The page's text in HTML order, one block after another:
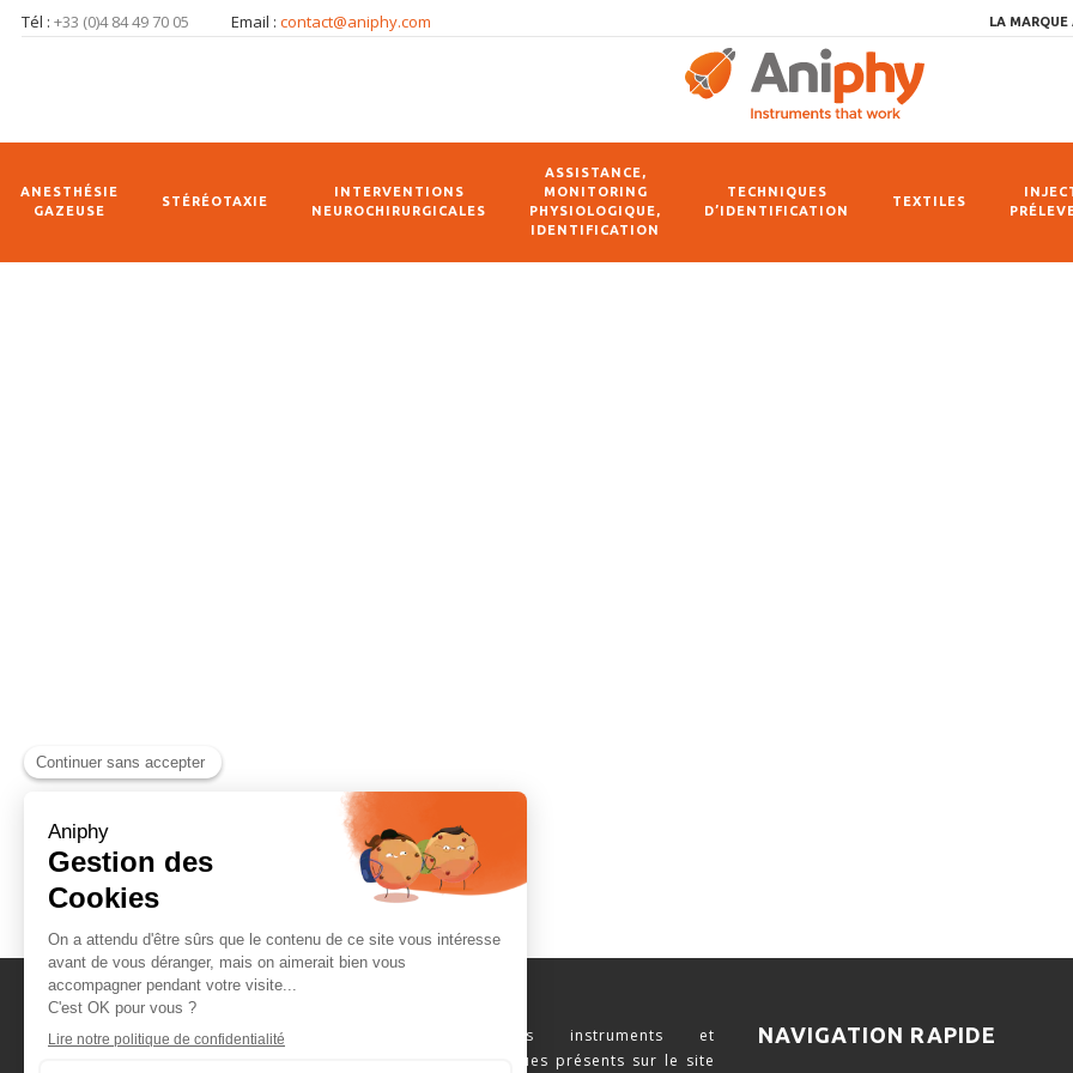
Tél : +33 (0)4 84 49 70 05 Email : contact@aniphy.com LA MARQUE
ANESTHÉSIE
GAZEUSE
STÉRÉOTAXIE
INTERVENTIONS
NEUROCHIRURGICALES
ASSISTANCE,
MONITORING
PHYSIOLOGIQUE,
IDENTIFICATION
TECHNIQUES
D’IDENTIFICATION
TEXTILES
Naviguez parmi les instruments et
consommables scientifiques présents sur le site
NAVIGATION RAPIDE